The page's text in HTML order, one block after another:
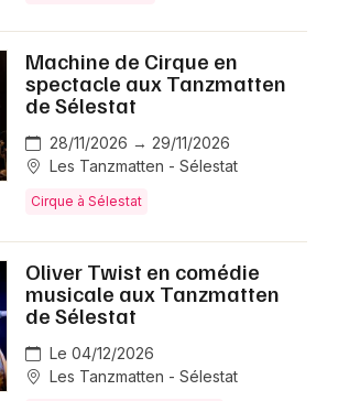
Machine de Cirque en
spectacle aux Tanzmatten
de Sélestat
28/11/2026 → 29/11/2026
Les Tanzmatten - Sélestat
Cirque à Sélestat
Oliver Twist en comédie
musicale aux Tanzmatten
de Sélestat
Le 04/12/2026
Les Tanzmatten - Sélestat